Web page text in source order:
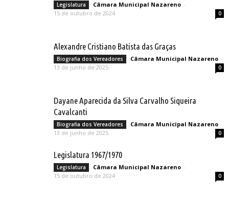
Legislatura Câmara Municipal Nazareno -
15 de outubro de 2024
0
Alexandre Cristiano Batista das Graças
Biografia dos Vereadores Câmara Municipal Nazareno -
13 de junho de 2025
0
Dayane Aparecida da Silva Carvalho Siqueira
Cavalcanti
Biografia dos Vereadores Câmara Municipal Nazareno -
13 de junho de 2025
0
Legislatura 1967/1970
Legislatura Câmara Municipal Nazareno -
15 de outubro de 2024
0